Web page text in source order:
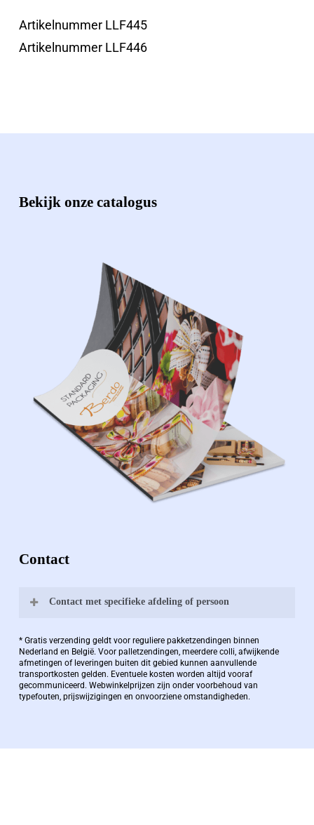
Artikelnummer LLF445
Artikelnummer LLF446
Bekijk onze catalogus
Contact
Contact met specifieke afdeling of persoon
Bernard Pauwels:
Zaakvoerder Berdo
bernard@berdo.be
* Gratis verzending geldt voor reguliere pakketzendingen binnen
Nederland en België. Voor palletzendingen, meerdere colli, afwijkende
afmetingen of leveringen buiten dit gebied kunnen aanvullende
transportkosten gelden. Eventuele kosten worden altijd vooraf
gecommuniceerd. Webwinkelprijzen zijn onder voorbehoud van
typefouten, prijswijzigingen en onvoorziene omstandigheden.